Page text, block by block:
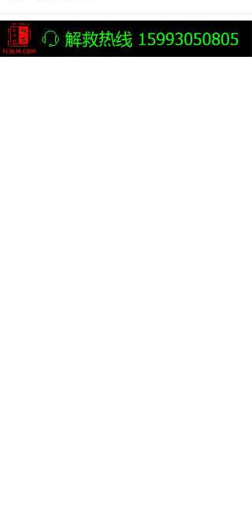
2016-11-10